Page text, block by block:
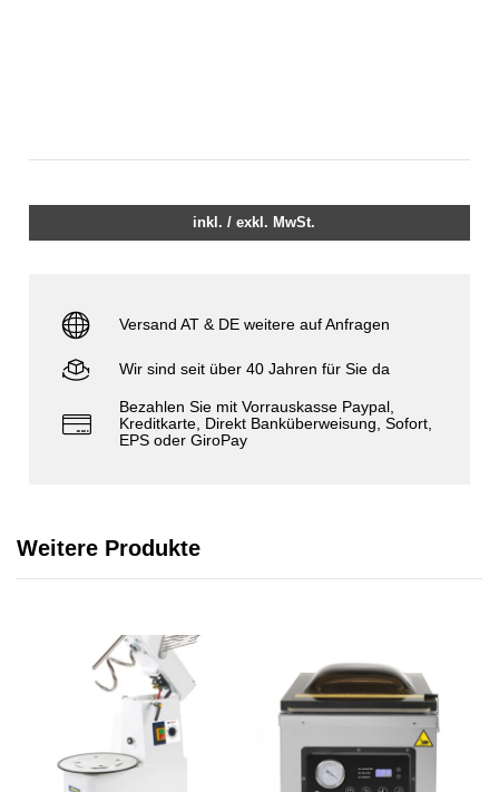
inkl. / exkl. MwSt.
Versand AT & DE weitere auf Anfragen
Wir sind seit über 40 Jahren für Sie da
Bezahlen Sie mit Vorrauskasse Paypal,
Kreditkarte, Direkt Banküberweisung, Sofort,
EPS oder GiroPay
Weitere Produkte